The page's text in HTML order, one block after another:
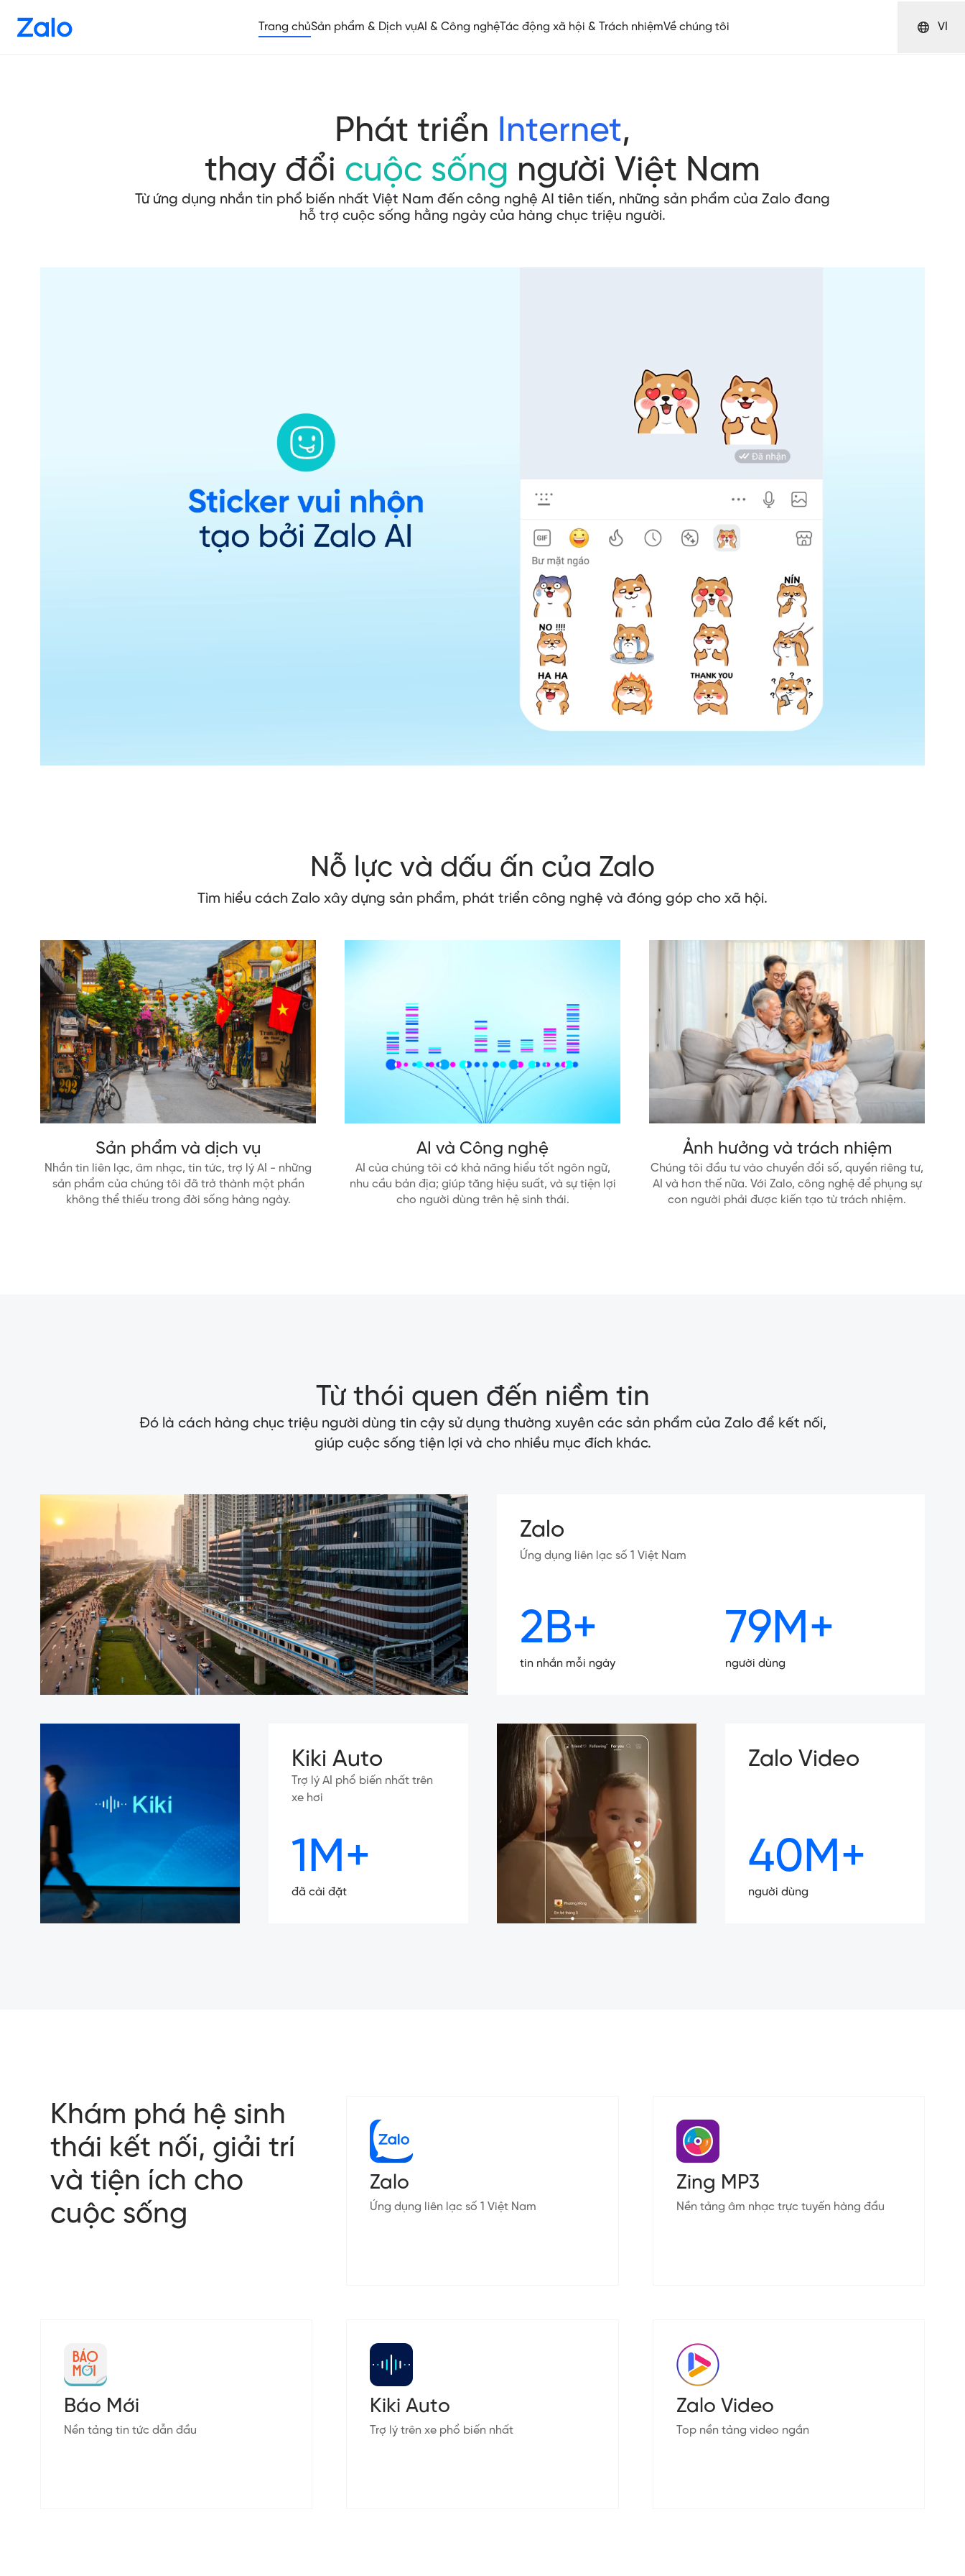
Trang chủSản phẩm & Dịch vụAI & Công nghệTác động xã hội & Trách nhiệmVề chúng tôi VI
Phát triển Internet,
thay đổi cuộc sống người Việt Nam
Từ ứng dụng nhắn tin phổ biến nhất Việt Nam đến công nghệ AI tiên tiến, những sản phẩm của Zalo đang
hỗ trợ cuộc sống hằng ngày của hàng chục triệu người.
Nỗ lực và dấu ấn của Zalo
Tìm hiểu cách Zalo xây dựng sản phẩm, phát triển công nghệ và đóng góp cho xã hội.
Sản phẩm và dịch vụ
Nhắn tin liên lạc, âm nhạc, tin tức, trợ lý AI - những
sản phẩm của chúng tôi đã trở thành một phần
không thể thiếu trong đời sống hàng ngày.
AI và Công nghệ
AI của chúng tôi có khả năng hiểu tốt ngôn ngữ,
nhu cầu bản địa; giúp tăng hiệu suất, và sự tiện lợi
cho người dùng trên hệ sinh thái.
Ảnh hưởng và trách nhiệm
Chúng tôi đầu tư vào chuyển đổi số, quyền riêng tư,
AI và hơn thế nữa. Với Zalo, công nghệ để phụng sự
con người phải được kiến tạo từ trách nhiệm.
Từ thói quen đến niềm tin
Đó là cách hàng chục triệu người dùng tin cậy sử dụng thường xuyên các sản phẩm của Zalo để kết nối,
giúp cuộc sống tiện lợi và cho nhiều mục đích khác.
Zalo
Ứng dụng liên lạc số 1 Việt Nam
2B+
tin nhắn mỗi ngày
79M+
người dùng
Kiki Auto
Trợ lý AI phổ biến nhất trên
xe hơi
1M+
đã cài đặt
Zalo Video
40M+
người dùng
Khám phá hệ sinh
thái kết nối, giải trí
và tiện ích cho
cuộc sống
Zalo
Ứng dụng liên lạc số 1 Việt Nam
Zing MP3
Nền tảng âm nhạc trực tuyến hàng đầu
Báo Mới
Nền tảng tin tức dẫn đầu
Kiki Auto
Trợ lý trên xe phổ biến nhất
Zalo Video
Top nền tảng video ngắn